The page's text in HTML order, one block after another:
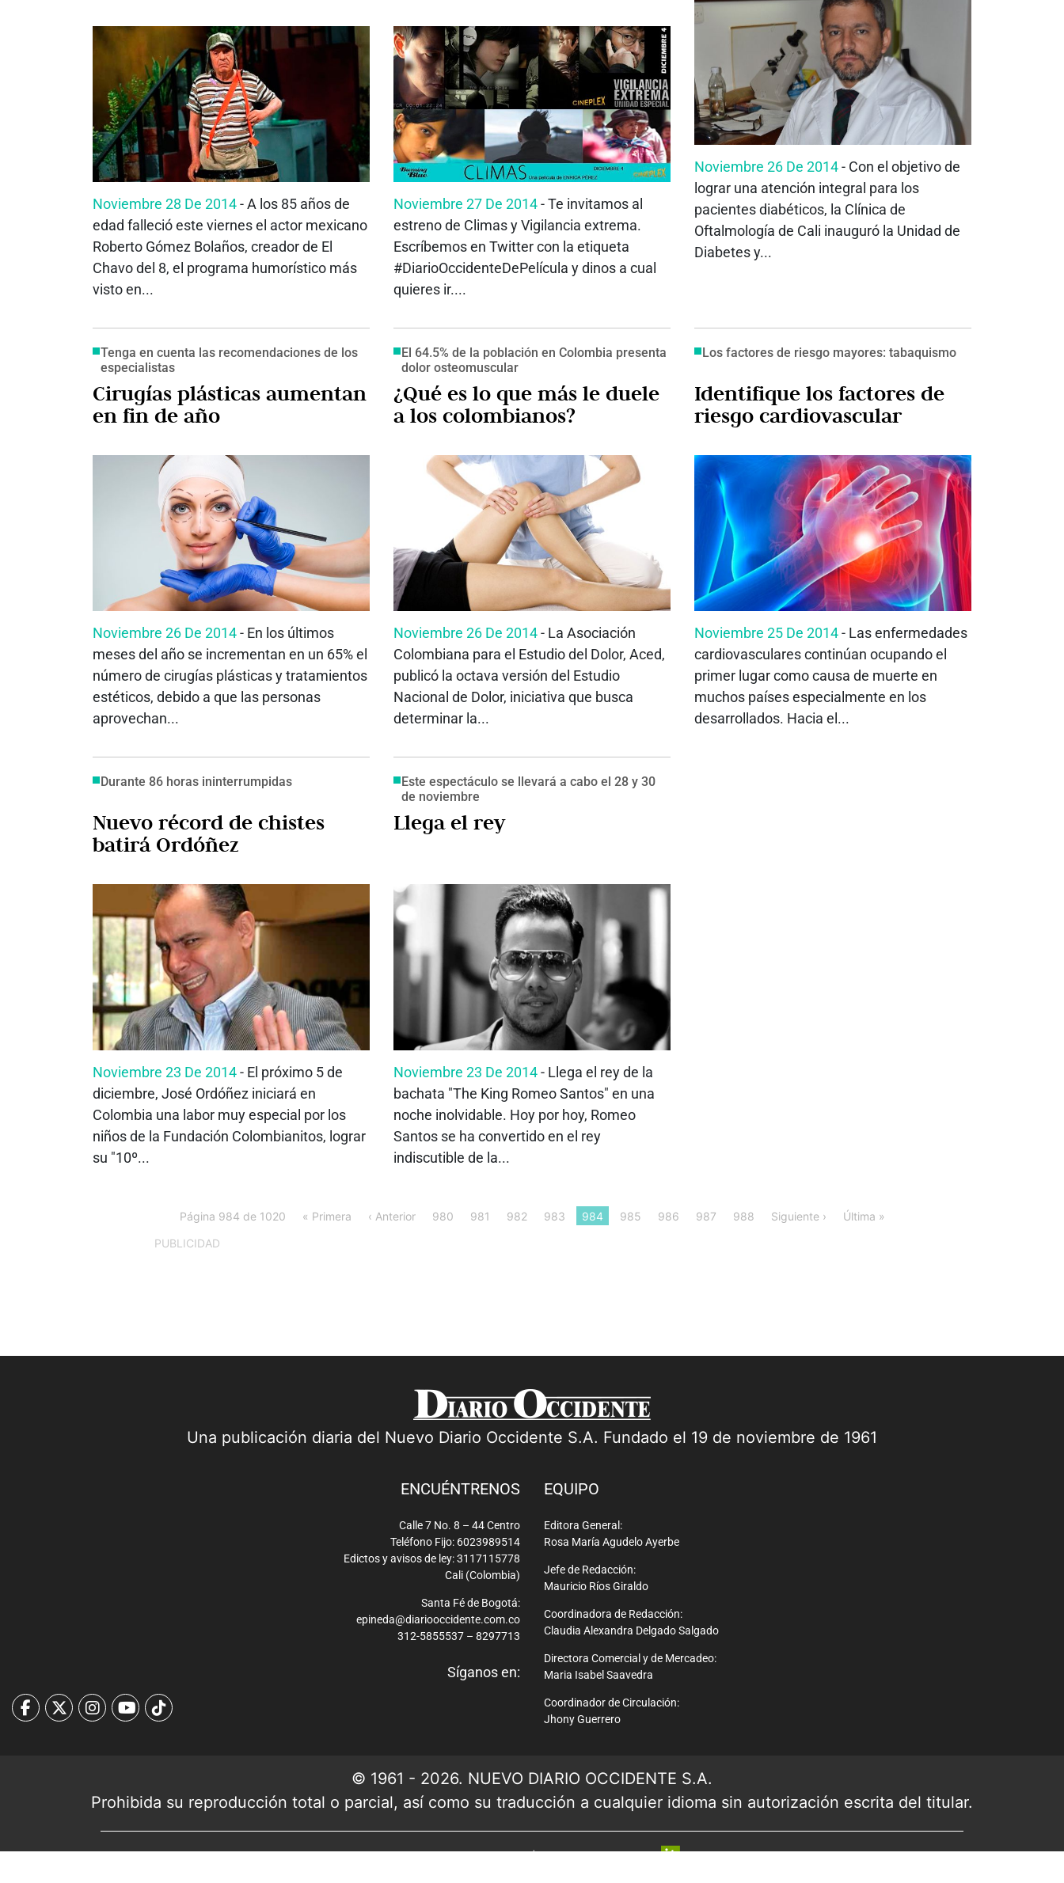
Noviembre 28 De 2014- A los 85 años de
edad falleció este viernes el actor mexicano
Roberto Gómez Bolaños, creador de El
Chavo del 8, el programa humorístico más
visto en...
Noviembre 27 De 2014- Te invitamos al
estreno de Climas y Vigilancia extrema.
Escríbemos en Twitter con la etiqueta
#DiarioOccidenteDePelícula y dinos a cual
quieres ir....
Noviembre 26 De 2014- Con el objetivo de
lograr una atención integral para los
pacientes diabéticos, la Clínica de
Oftalmología de Cali inauguró la Unidad de
Diabetes y...
Tenga en cuenta las recomendaciones de los
especialistas
Cirugías plásticas aumentan
en fin de año
Noviembre 26 De 2014- En los últimos
meses del año se incrementan en un 65% el
número de cirugías plásticas y tratamientos
estéticos, debido a que las personas
aprovechan...
El 64.5% de la población en Colombia presenta
dolor osteomuscular
¿Qué es lo que más le duele
a los colombianos?
Noviembre 26 De 2014- La Asociación
Colombiana para el Estudio del Dolor, Aced,
publicó la octava versión del Estudio
Nacional de Dolor, iniciativa que busca
determinar la...
Los factores de riesgo mayores: tabaquismo
Identifique los factores de
riesgo cardiovascular
Noviembre 25 De 2014- Las enfermedades
cardiovasculares continúan ocupando el
primer lugar como causa de muerte en
muchos países especialmente en los
desarrollados. Hacia el...
Durante 86 horas ininterrumpidas
Nuevo récord de chistes
batirá Ordóñez
Noviembre 23 De 2014- El próximo 5 de
diciembre, José Ordóñez iniciará en
Colombia una labor muy especial por los
niños de la Fundación Colombianitos, lograr
su "10º...
Este espectáculo se llevará a cabo el 28 y 30
de noviembre
Llega el rey
Noviembre 23 De 2014- Llega el rey de la
bachata "The King Romeo Santos" en una
noche inolvidable. Hoy por hoy, Romeo
Santos se ha convertido en el rey
indiscutible de la...
Página 984 de 1020 « Primera ‹ Anterior 980 981 982 983 984 985 986 987 988 Siguiente › Última »
PUBLICIDAD
Una publicación diaria del Nuevo Diario Occidente S.A. Fundado el 19 de noviembre de 1961
ENCUÉNTRENOS
Calle 7 No. 8 – 44 Centro
Teléfono Fijo: 6023989514
Edictos y avisos de ley: 3117115778
Cali (Colombia)
Santa Fé de Bogotá:
epineda@diariooccidente.com.co
312-5855537 – 8297713
Síganos en:
EQUIPO
Editora General:
Rosa María Agudelo Ayerbe
Jefe de Redacción:
Mauricio Ríos Giraldo
Coordinadora de Redacción:
Claudia Alexandra Delgado Salgado
Directora Comercial y de Mercadeo:
Maria Isabel Saavedra
Coordinador de Circulación:
Jhony Guerrero
© 1961 - 2026. NUEVO DIARIO OCCIDENTE S.A.
Prohibida su reproducción total o parcial, así como su traducción a cualquier idioma sin autorización escrita del titular.